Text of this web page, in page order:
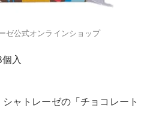
ゼ公式オンラインショップ
入
ャトレーゼの「チョコレート